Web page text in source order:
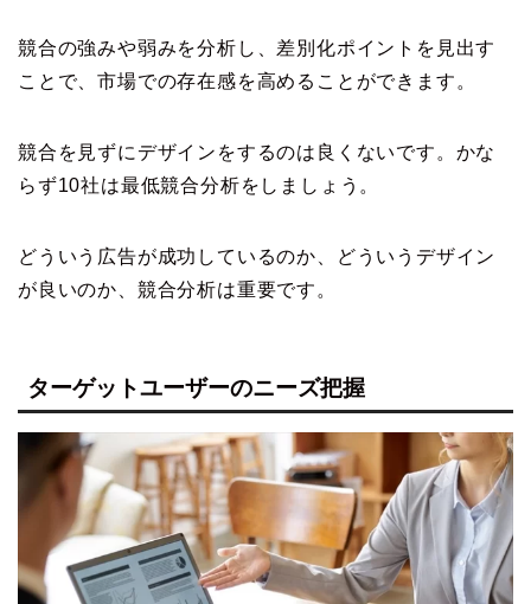
競合の強みや弱みを分析し、差別化ポイントを見出す
ことで、市場での存在感を高めることができます。
競合を見ずにデザインをするのは良くないです。かな
らず10社は最低競合分析をしましょう。
どういう広告が成功しているのか、どういうデザイン
が良いのか、競合分析は重要です。
ターゲットユーザーのニーズ把握